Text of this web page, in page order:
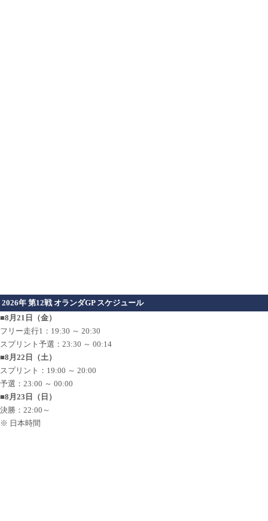
2026年 第12戦 オランダGP スケジュール
■8月21日（金）
フリー走行1：19:30 ～ 20:30
スプリント予選：23:30 ～ 00:14
■8月22日（土）
スプリント：19:00 ～ 20:00
予選：23:00 ～ 00:00
■8月23日（日）
決勝：22:00～
※ 日本時間